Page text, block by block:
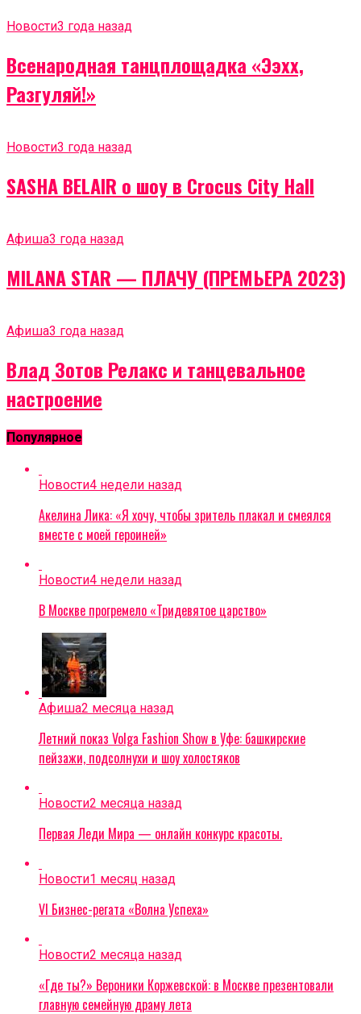
Новости3 года назад
Всенародная танцплощадка «Ээхх,
Разгуляй!»
Новости3 года назад
SASHA BELAIR о шоу в Crocus City Hall
Афиша3 года назад
MILANA STAR — ПЛАЧУ (ПРЕМЬЕРА 2023)
Афиша3 года назад
Влад Зотов Релакс и танцевальное
настроение
Популярное
Новости4 недели назад
Акелина Лика: «Я хочу, чтобы зритель плакал и смеялся
вместе с моей героиней»
Новости4 недели назад
В Москве прогремело «Тридевятое царство»
Афиша2 месяца назад
Летний показ Volga Fashion Show в Уфе: башкирские
пейзажи, подсолнухи и шоу холостяков
Новости2 месяца назад
Первая Леди Мира — онлайн конкурс красоты.
Новости1 месяц назад
VI Бизнес-регата «Волна Успеха»
Новости2 месяца назад
«Где ты?» Вероники Коржевской: в Москве презентовали
главную семейную драму лета